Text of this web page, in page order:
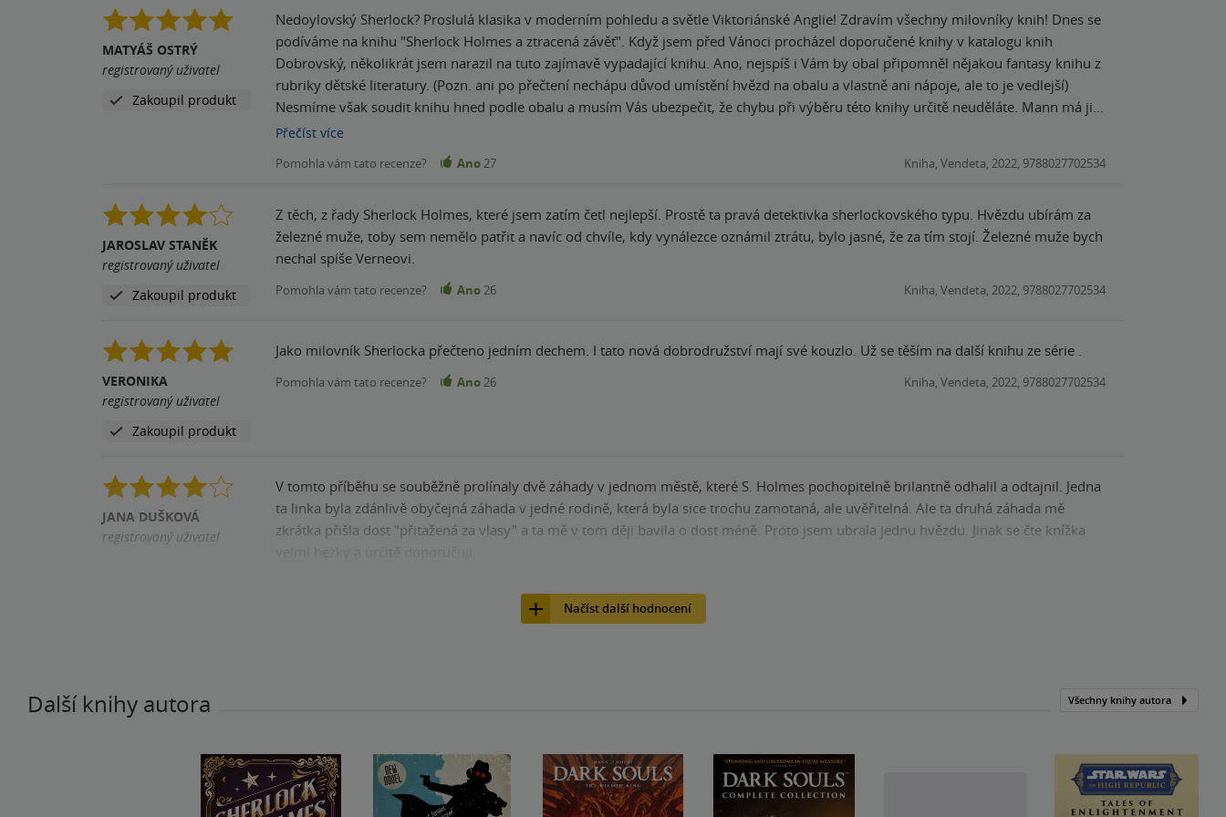
MATYÁŠ OSTRÝ
registrovaný uživatel
Zakoupil produkt
Nedoylovský Sherlock? Proslulá klasika v moderním pohledu a světle Viktoriánské Anglie! Zdravím všechny milovníky knih! Dnes se
podíváme na knihu "Sherlock Holmes a ztracená závěť". Když jsem před Vánoci procházel doporučené knihy v katalogu knih
Dobrovský, několikrát jsem narazil na tuto zajímavě vypadající knihu. Ano, nejspíš i Vám by obal připomněl nějakou fantasy knihu z
rubriky dětské literatury. (Pozn. ani po přečtení nechápu důvod umístění hvězd na obalu a vlastně ani nápoje, ale to je vedlejší)
Nesmíme však soudit knihu hned podle obalu a musím Vás ubezpečit, že chybu při výběru této knihy určitě neuděláte. Mann má již
několik knih s Sherlockem a ozkoušel si, jak ho opravdu uvěřitelně napsat. Postava má všechny své typické znaky napr. sázka na
jednotlivých postav. Je potřeba si říci, že se v knize, krom vyšetřování ztráty závěti a komplikovanost rodinných vztahů, nachází i
naprosto typického Doylovského stylu psaní Sherlocka dává Mann trochu nový, moderní pohled a knize to opravdu sluší. Kniha je
velmi čtivá, svižná a plná dramatu a zvratů. Samozřejmě i v této knize vidím negativum. Přeci jen je zde totiž část, kdy si musíte
prostě vyčkávat a většinu ”wow efektu” si nechávat až na závěr. Výběru této knihy rozhodně nebudete litovat! ⭐️ Mé hodnocení
vychází na 5 z 5 ⭐️ a velmi se těším na další Mannovy knihy, které ještě přijdou. S pozdravem všem čtenářům Matyáš
Přečíst více
Pomohla vám tato recenze? Ano27 Kniha, Vendeta, 2022, 9788027702534
JAROSLAV STANĚK
registrovaný uživatel
Zakoupil produkt
Z těch, z řady Sherlock Holmes, které jsem zatím četl nejlepší. Prostě ta pravá detektivka sherlockovského typu. Hvězdu ubírám za
železné muže, toby sem nemělo patřit a navíc od chvíle, kdy vynálezce oznámil ztrátu, bylo jasné, že za tím stojí. Železné muže bych
nechal spíše Verneovi.
Pomohla vám tato recenze? Ano26 Kniha, Vendeta, 2022, 9788027702534
VERONIKA
registrovaný uživatel
Zakoupil produkt
Jako milovník Sherlocka přečteno jedním dechem. I tato nová dobrodružství mají své kouzlo. Už se těším na další knihu ze série .
Pomohla vám tato recenze? Ano26 Kniha, Vendeta, 2022, 9788027702534
JANA DUŠKOVÁ
registrovaný uživatel
V tomto příběhu se souběžně prolínaly dvě záhady v jednom městě, které S. Holmes pochopitelně brilantně odhalil a odtajnil. Jedna
ta linka byla zdánlivě obyčejná záhada v jedné rodině, která byla sice trochu zamotaná, ale uvěřitelná. Ale ta druhá záhada mě
zkrátka přišla dost "přitažená za vlasy" a ta mě v tom ději bavila o dost méně. Proto jsem ubrala jednu hvězdu. Jinak se čte knížka
Načíst další hodnocení
Další knihy autora Všechny knihy autora